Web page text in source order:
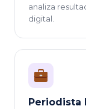
analiza
digital.
Periodista